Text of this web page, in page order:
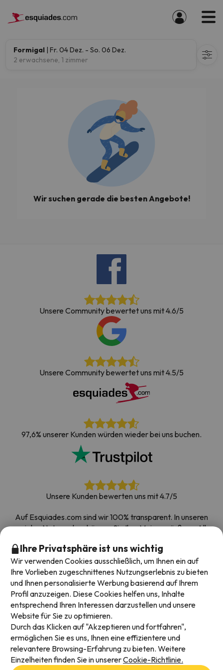
Formigal | Fr. 04 Dez. - So. 06 Dez.
2 erwachsene, 1 zimmer
Wir suchen gerade die besten Angebote!
Unsere Community bewertet uns mit 4.6/5
Unsere Community bewertet uns mit 4.5/5
97,6% unserer Kunden würden wieder bei uns buchen.
Unsere Kunden bewerten uns mit 4.7/5
Auf Esquiades.com sind wir 100% transparent. In unseren
sozialen Netzwerken können Sie Ihre Meinung äußern. Alle
stammen von echten Kunden.
Buchen Sie mit Vertrauen |Über 700.000 Menschen
haben ihren Skiurlaub bei Esquiades.com gebucht
Verfügbare Zahlungsarten
Ihre Privatsphäre ist uns wichtig
Wir verwenden Cookies ausschließlich, um Ihnen ein auf
Ihre Vorlieben zugeschnittenes Nutzungserlebnis zu bieten
und Ihnen personalisierte Werbung basierend auf Ihrem
Profil anzuzeigen. Diese Cookies helfen uns, Inhalte
entsprechend Ihren Interessen darzustellen und unsere
Website für Sie zu optimieren.
Durch das Klicken auf "Akzeptieren und fortfahren",
ermöglichen Sie es uns, Ihnen eine effizientere und
relevantere Browsing-Erfahrung zu bieten. Weitere
Einzelheiten finden Sie in unsererCookie-Richtlinie.